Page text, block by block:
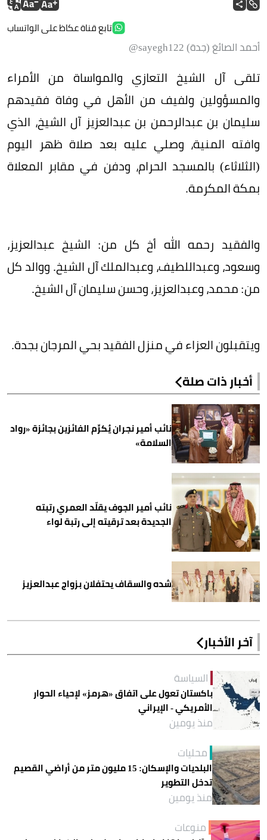
تابع قناة عكاظ على الواتساب
أحمد الصائغ (جدة) sayegh122@
تلقى آل الشيخ التعازي والمواساة من الأمراء
والمسؤولين ولفيف من الأهل في وفاة فقيدهم
سليمان بن عبدالرحمن بن عبدالعزيز آل الشيخ، الذي
وافته المنية، وصلي عليه بعد صلاة ظهر اليوم
(الثلاثاء) بالمسجد الحرام، ودفن في مقابر المعلاة
بمكة المكرمة.
والفقيد رحمه الله أخ كل من: الشيخ عبدالعزيز،
وسعود، وعبداللطيف، وعبدالملك آل الشيخ. ووالد كل
من: محمد، وعبدالعزيز، وحسن سليمان آل الشيخ.
ويتقبلون العزاء في منزل الفقيد بحي المرجان بجدة.
أخبار ذات صلة
نائب أمير نجران يُكرِّم الفائزين بجائزة «رواد
السلامة»
نائب أمير الجوف يقلّد العمري رتبته
الجديدة بعد ترقيته إلى رتبة لواء
شده والسقاف يحتفلان بزواج عبدالعزيز
آخر الأخبار
السياسة
باكستان تعول على اتفاق «هرمز» لإحياء الحوار
الأمريكي - الإيراني
منذ يومين
محليات
البلديات والإسكان: 15 مليون متر من أراضي القصيم
تدخل التطوير
منذ يومين
منوعات